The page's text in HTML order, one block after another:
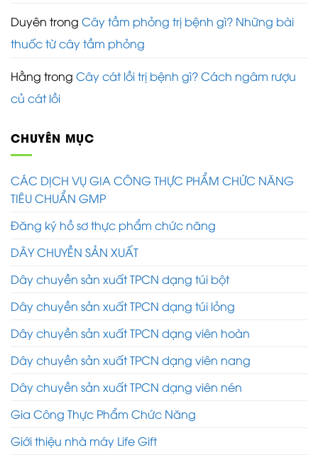
Duyên trong Cây tầm phỏng trị bệnh gì? Những bài
thuốc từ cây tầm phỏng
Hằng trong Cây cát lồi trị bệnh gì? Cách ngâm rượu
củ cát lồi
CHUYÊN MỤC
CÁC DỊCH VỤ GIA CÔNG THỰC PHẨM CHỨC NĂNG
TIÊU CHUẨN GMP
Đăng ký hồ sơ thực phẩm chức năng
DÂY CHUYỀN SẢN XUẤT
Dây chuyền sản xuất TPCN dạng túi bột
Dây chuyền sản xuất TPCN dạng túi lỏng
Dây chuyền sản xuất TPCN dạng viên hoàn
Dây chuyền sản xuất TPCN dạng viên nang
Dây chuyền sản xuất TPCN dạng viên nén
Gia Công Thực Phẩm Chức Năng
Giới thiệu nhà máy Life Gift